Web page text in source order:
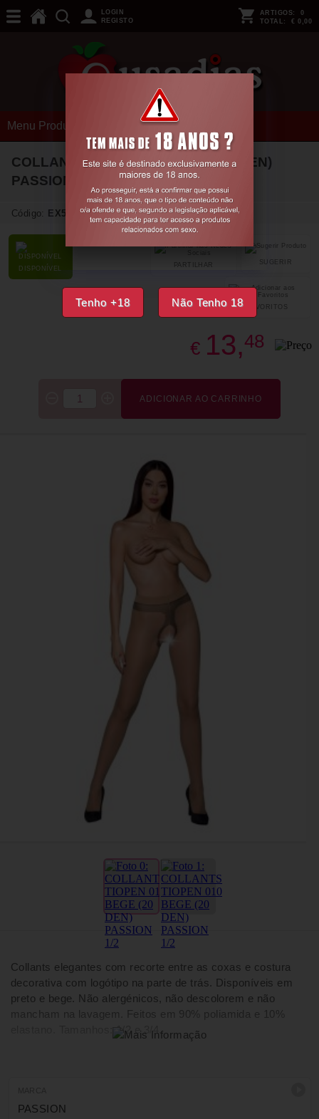
Tenho +18 Não Tenho 18
LOGIN
REGISTO
ARTIGOS: 0
TOTAL: € 0,00
Menu Produtos
COLLANTS TIOPEN 010 BEGE (20 DEN)
PASSION
Código: EX50381
DISPONÍVEL
SUGERIR
PARTILHAR
FAVORITOS
€ 13,48
ADICIONAR AO CARRINHO
Collants elegantes com recorte entre as coxas e costura
decorativa com logótipo na parte de trás. Disponíveis em
preto e bege. Não alergénicos, não descolorem e não
mancham na lavagem. Feitos em 90% poliamida e 10%
elastano. Tamanhos: 1/2 e 3/4.
PASSION